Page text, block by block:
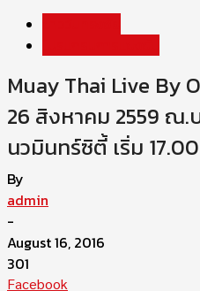
Muay Thai Live By
26 สิงหาคม 2559 ณ.
นวมินทร์ซิตี้ เริ่ม
By
admin
-
August 16, 2016
301
Facebook